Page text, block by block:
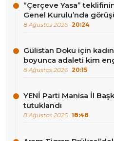
“Çerçeve Yasa”
Genel Kurulu’nda
8 Ağustos 2026 20:24
Gülistan Doku için
boyunca adaleti kim
8 Ağustos 2026 20:15
YENİ Parti Manisa İl
tutuklandı
8 Ağustos 2026 18:48